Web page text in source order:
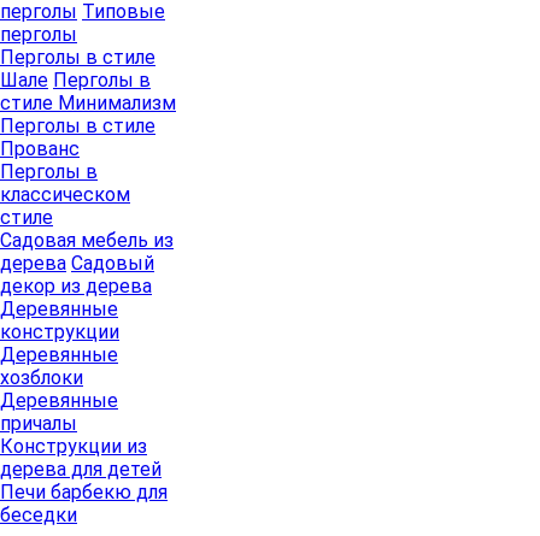
перголы Типовые
перголы
Перголы в стиле
Шале Перголы в
стиле Минимализм
Перголы в стиле
Прованс
Перголы в
классическом
стиле
Садовая мебель из
дерева Садовый
декор из дерева
Деревянные
конструкции
Деревянные
хозблоки
Деревянные
причалы
Конструкции из
дерева для детей
Печи барбекю для
беседки